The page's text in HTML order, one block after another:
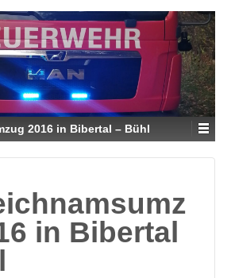
2016 in Bibertal – Bühl
in Bibertal